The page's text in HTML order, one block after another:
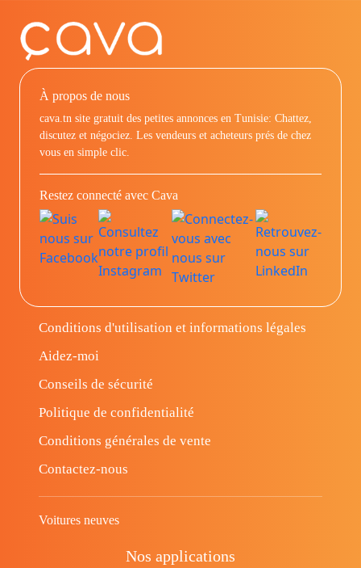
À propos de nous
cava.tn site gratuit des petites annonces en Tunisie: Chattez,
discutez et négociez. Les vendeurs et acheteurs prés de chez
vous en simple clic.
Restez connecté avec Cava
Conditions d'utilisation et informations légales
Aidez-moi
Conseils de sécurité
Politique de confidentialité
Conditions générales de vente
Contactez-nous
Voitures neuves
Nos applications